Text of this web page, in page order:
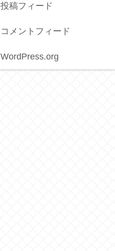
投稿フィード
コメントフィード
WordPress.org